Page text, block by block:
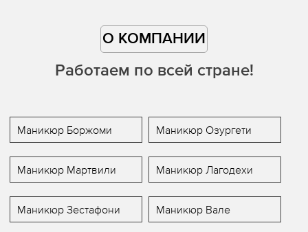
О КОМПАНИИ
Работаем по всей стране!
Маникюр Боржоми Маникюр Озургети
Маникюр Мартвили Маникюр Лагодехи
Маникюр Зестафони Маникюр Вале